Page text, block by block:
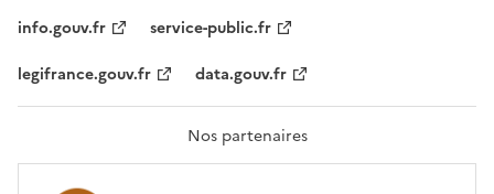
F
A
T
R
info.gouv.fr
service-public.fr
legifrance.gouv.fr
data.gouv.fr
Nos partenaires